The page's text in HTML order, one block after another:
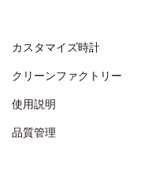
ッ
ク
ス
イ
カスタマイズ時計
クリーンファクトリー
使用説明
品質管理